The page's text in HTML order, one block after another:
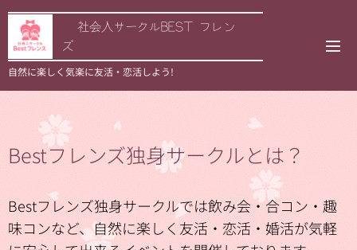
🌟社会人サークルBEST フレン
ズ
自然に楽しく気楽に友活・恋活しよう!
Bestフレンズ独身サークルとは？
Bestフレンズ独身サークルでは飲み会・合コン・趣
味コンなど、自然に楽しく友活・恋活・婚活が気軽